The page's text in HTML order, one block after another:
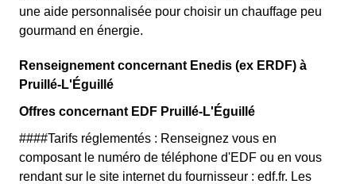
une aide personnalisée pour choisir un chauffage peu
gourmand en énergie.
Renseignement concernant Enedis (ex ERDF) à
Pruillé-L'Éguillé
Offres concernant EDF Pruillé-L'Éguillé
####Tarifs réglementés : Renseignez vous en
composant le numéro de téléphone d'EDF ou en vous
rendant sur le site internet du fournisseur : edf.fr. Les